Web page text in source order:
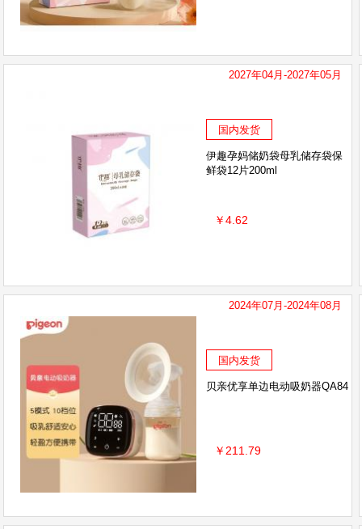
2027年04月-2027年05月
国内发货
伊趣孕妈储奶袋母乳储存袋保
鲜袋12片200ml
￥4.62
2024年07月-2024年08月
国内发货
贝亲优享单边电动吸奶器QA84
￥211.79